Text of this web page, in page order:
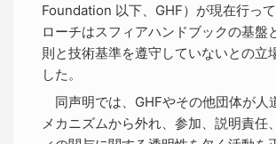
Foundation 以下、GHF）が現在行っ
ローチはスフィアハンドブックの基盤
則と技術基準を遵守していないとの立
した。
同声明では、GHFやその他団体が人
メカニズムから外れ、参加、説明責任